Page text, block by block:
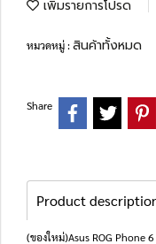
เพิ่มรายการโปรด
หมวดหมู่ :สินค้าทั้งหมด
Share
Product
(ของใหม่)Asus ROG Phone